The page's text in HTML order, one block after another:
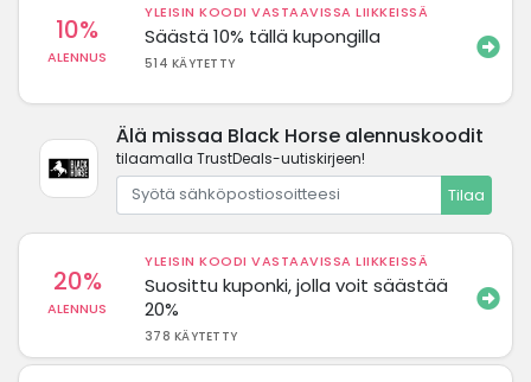
10%
ALENNUS
YLEISIN KOODI VASTAAVISSA LIIKKEISSÄ
Säästä 10% tällä kupongilla
514 KÄYTETTY
Älä missaa Black Horse alennuskoodit
tilaamalla TrustDeals-uutiskirjeen!
Tilaa
20%
ALENNUS
YLEISIN KOODI VASTAAVISSA LIIKKEISSÄ
Suosittu kuponki, jolla voit säästää
20%
378 KÄYTETTY